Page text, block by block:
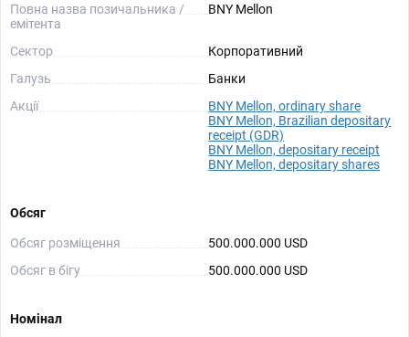
Повна назва позичальника /
емітента
BNY Mellon
Сектор
Корпоративний
Галузь
Банки
Акції
BNY Mellon, ordinary share
BNY Mellon, Brazilian depositary
receipt (GDR)
BNY Mellon, depositary receipt
BNY Mellon, depositary shares
Обсяг
Обсяг розміщення
500.000.000 USD
Обсяг в бігу
500.000.000 USD
Номінал